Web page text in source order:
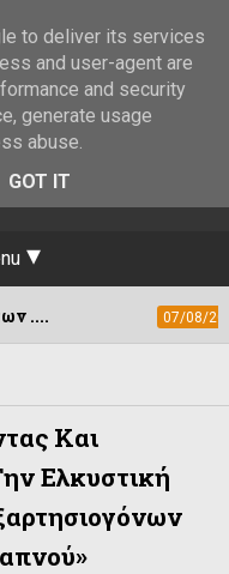
07/08/2026 Εκδόθηκε η
Και
Ελκυστική
to deliver its services
and user-agent are
and security
generate usage
abuse.
GOT IT